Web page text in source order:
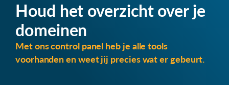
Houd het overzicht over je
domeinen
Met ons control panel heb je alle tools
voorhanden en weet jij precies wat er gebeurt.